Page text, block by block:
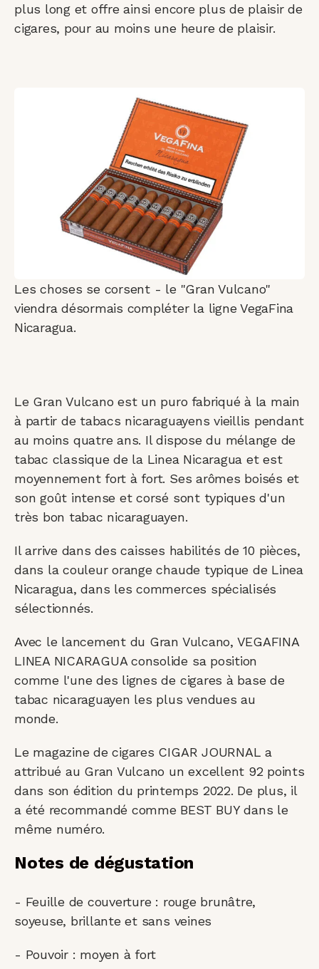
plus long et offre ainsi encore plus de plaisir de
cigares, pour au moins une heure de plaisir.
Les choses se corsent - le "Gran Vulcano"
viendra désormais compléter la ligne VegaFina
Nicaragua.
Le Gran Vulcano est un puro fabriqué à la main
à partir de tabacs nicaraguayens vieillis pendant
au moins quatre ans. Il dispose du mélange de
tabac classique de la Linea Nicaragua et est
moyennement fort à fort. Ses arômes boisés et
son goût intense et corsé sont typiques d'un
très bon tabac nicaraguayen.
Il arrive dans des caisses habilités de 10 pièces,
dans la couleur orange chaude typique de Linea
Nicaragua, dans les commerces spécialisés
sélectionnés.
Avec le lancement du Gran Vulcano, VEGAFINA
LINEA NICARAGUA consolide sa position
comme l'une des lignes de cigares à base de
tabac nicaraguayen les plus vendues au
monde.
Le magazine de cigares CIGAR JOURNAL a
attribué au Gran Vulcano un excellent 92 points
dans son édition du printemps 2022. De plus, il
a été recommandé comme BEST BUY dans le
même numéro.
Notes de dégustation
- Feuille de couverture : rouge brunâtre,
soyeuse, brillante et sans veines
- Pouvoir : moyen à fort